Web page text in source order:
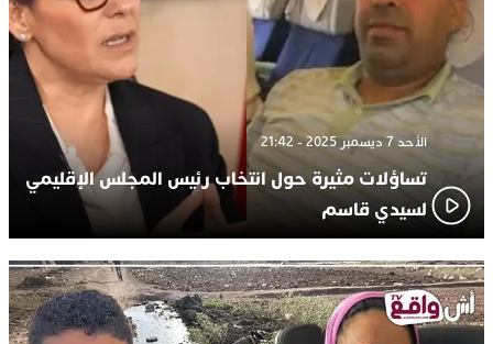
الأحد 7 ديسمبر 2025 - 21:42
تساؤلات مثيرة حول انتخاب رئيس المجلس الإقليمي
لسيدي قاسم